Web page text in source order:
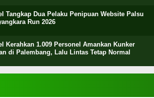
Tangkap Dua Pelaku Penipuan Website Palsu
Run 2026
Kerahkan 1.009 Personel Amankan Kunker
di Palembang, Lalu Lintas Tetap Normal